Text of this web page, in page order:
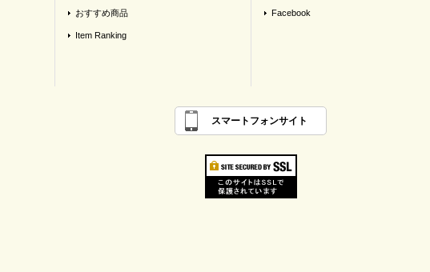
おすすめ商品
Item Ranking
Facebook
スマートフォンサイト